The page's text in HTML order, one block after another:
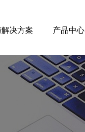
决方案 产品中心